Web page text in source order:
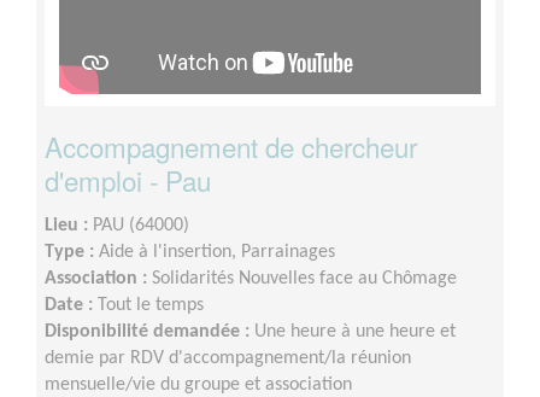
Accompagnement de chercheur
d'emploi - Pau
Lieu : PAU (64000)
Type : Aide à l'insertion, Parrainages
Association : Solidarités Nouvelles face au Chômage
Date :
Tout le temps
Disponibilité demandée : Une heure à une heure et
demie par RDV d'accompagnement/la réunion
mensuelle/vie du groupe et association